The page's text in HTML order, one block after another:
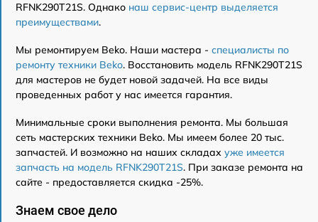
RFNK290T21S. Однако наш сервис-центр выделяется
преимуществами.
Мы ремонтируем Beko. Наши мастера - специалисты по
ремонту техники Beko. Восстановить модель RFNK290T21S
для мастеров не будет новой задачей. На все виды
проведенных работ у нас имеется гарантия.
Минимальные сроки выполнения ремонта. Мы большая
сеть мастерских техники Beko. Мы имеем более 20 тыс.
запчастей. И возможно на наших складах уже имеется
запчасть на модель RFNK290T21S. При заказе ремонта на
сайте - предоставляется скидка -25%.
Знаем свое дело